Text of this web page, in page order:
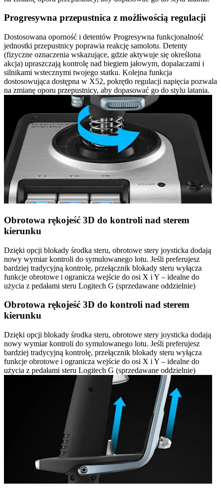
Progresywna przepustnica z możliwością regulacji
Dostosowana oporność i detentów Progresywna funkcjonalność
jednostki przepustnicy poprawia reakcję samolotu. Detenty
(fizyczne oznaczenia wskazujące, gdzie aktywuje się określona
akcja) upraszczają kontrolę nad biegiem jałowym, dopalaczami i
silnikami wstecznymi twojego statku. Kolejna funkcja
dostosowująca dostępna w X52, pokrętło regulacji napięcia pozwala
na zmianę oporu przepustnicy, aby dopasować go do stylu latania.
Obrotowa rękojeść 3D do kontroli nad sterem
kierunku
Dzięki opcji blokady środka steru, obrotowe stery joysticka dodają
nowy wymiar kontroli do symulowanego lotu. Jeśli preferujesz
bardziej tradycyjną kontrolę, przełącznik blokady steru wyłącza
funkcje obrotowe i ogranicza wejście do osi X i Y – idealne do
użycia z pedałami steru Logitech G (sprzedawane oddzielnie)
Obrotowa rękojeść 3D do kontroli nad sterem
kierunku
Dzięki opcji blokady środka steru, obrotowe stery joysticka dodają
nowy wymiar kontroli do symulowanego lotu. Jeśli preferujesz
bardziej tradycyjną kontrolę, przełącznik blokady steru wyłącza
funkcje obrotowe i ogranicza wejście do osi X i Y – idealne do
użycia z pedałami steru Logitech G (sprzedawane oddzielnie)